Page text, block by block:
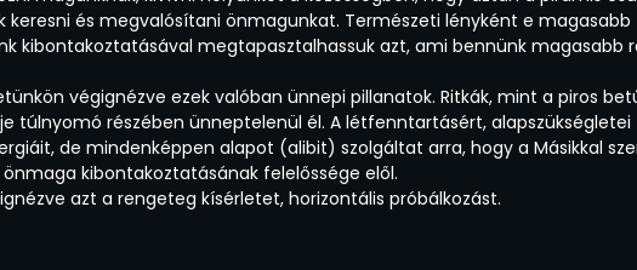
és megvalósítani önmagunkat. Természeti lényként e magasabb
kibontakoztatásával megtapasztalhassuk azt, ami bennünk magasabb
végignézve ezek valóban ünnepi pillanatok. Ritkák, mint a piros
túlnyomó részében ünneptelenül él. A létfenntartásért, alapszükségletei
de mindenképpen alapot (alibit) szolgáltat arra, hogy a Másikkal
kibontakoztatásának felelőssége elől.
azt a rengeteg kísérletet, horizontális próbálkozást.